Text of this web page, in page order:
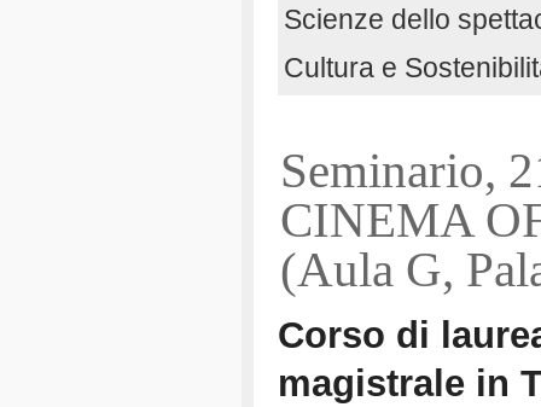
Scienze dello
Cultura e
Seminario,
CINEMA
(Aula G,
Corso di
magistrale in